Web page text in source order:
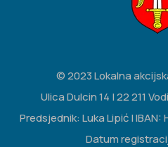
© 2023 Lokalna
Ulica Dulcin 14 | 22 211
Predsjednik: Luka Lipić | IBAN:
Datum